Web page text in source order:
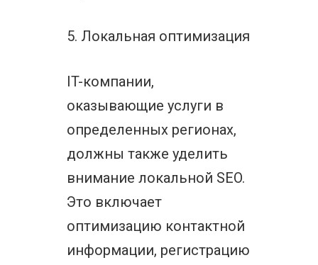
5. Локальная оптимизация
IT-компании,
оказывающие услуги в
определенных регионах,
должны также уделить
внимание локальной SEO.
Это включает
оптимизацию контактной
информации, регистрацию